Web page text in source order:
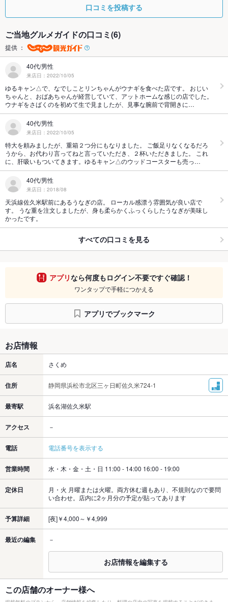
口コミを投稿する
ご当地グルメガイドの口コミ(6)
提供 ：
40代/男性
来店日：2022/10/05
ゆるキャン△で、なでしことリンちゃんがウナギを食べた店です。 おじい
ちゃんと、おばあちゃんが経営していて、アットホームな感じの店でした。
ウナギをさばくのを初めて生で見ましたが、見事な腕前で背開きに…
40代/男性
来店日：2022/10/05
特大を頼みましたが、重箱２つ分にもなりました。 ご飯足りなくなるだろ
うから、お代わり言ってねと言っていただき、２杯いただきました。 これ
に、肝吸いもついてきます。ゆるキャン△のウッドコースターも売っ…
40代/男性
来店日：2018/08
天浜線佐久米駅前にあるうなぎの店。 ローカル感漂う雰囲気が良い店で
す。 うな重を注文しましたが、身も柔らかくふっくらしたうなぎが美味し
かったです。
すべての口コミを見る
アプリなら何度もログイン不要ですぐ確認！
ワンタップで手軽につかえる
アプリでブックマーク
お店情報
店名 さくめ
住所 静岡県浜松市北区三ヶ日町佐久米724-1
最寄駅 浜名湖佐久米駅
アクセス －
電話 電話番号を表示する
営業時間 水・木・金・土・日 11:00 - 14:00 16:00 - 19:00
定休日
月・火 月曜または火曜。両方休む週もあり、不規則なので要問
い合わせ。店内に2ヶ月分の予定が貼ってあります
予算詳細 [夜]￥4,000～￥4,999
最近の編集 －
お店情報を編集する
この店舗のオーナー様へ